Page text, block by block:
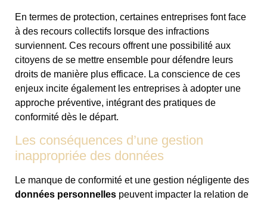
En termes de protection, certaines entreprises font face
à des recours collectifs lorsque des infractions
surviennent. Ces recours offrent une possibilité aux
citoyens de se mettre ensemble pour défendre leurs
droits de manière plus efficace. La conscience de ces
enjeux incite également les entreprises à adopter une
approche préventive, intégrant des pratiques de
conformité dès le départ.
Les conséquences d’une gestion
inappropriée des données
Le manque de conformité et une gestion négligente des
données personnelles peuvent impacter la relation de